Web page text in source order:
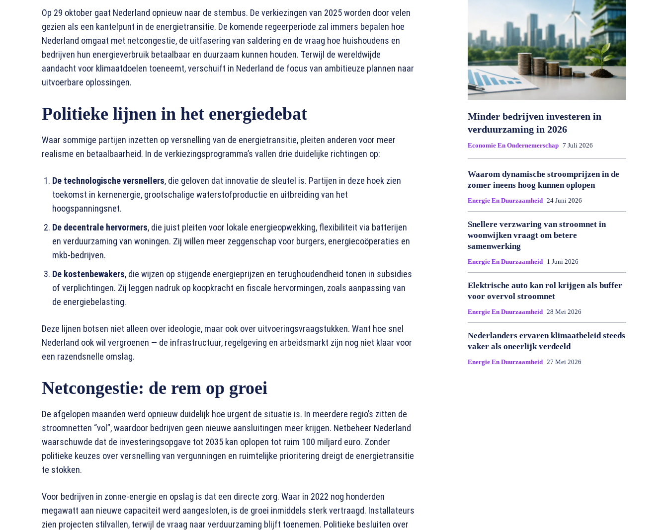
Op 29 oktober gaat Nederland opnieuw naar de stembus. De verkiezingen van 2025 worden door velen
gezien als een kantelpunt in de energietransitie. De komende regeerperiode zal immers bepalen hoe
Nederland omgaat met netcongestie, de uitfasering van saldering en de vraag hoe huishoudens en
bedrijven hun energieverbruik betaalbaar en duurzaam kunnen houden. Terwijl de wereldwijde
aandacht voor klimaatdoelen toeneemt, verschuift in Nederland de focus van ambitieuze plannen naar
uitvoerbare oplossingen.
Politieke lijnen in het energiedebat
Waar sommige partijen inzetten op versnelling van de energietransitie, pleiten anderen voor meer
realisme en betaalbaarheid. In de verkiezingsprogramma’s vallen drie duidelijke richtingen op:
De technologische versnellers, die geloven dat innovatie de sleutel is. Partijen in deze hoek zien
toekomst in kernenergie, grootschalige waterstofproductie en uitbreiding van het
hoogspanningsnet.
De decentrale hervormers, die juist pleiten voor lokale energieopwekking, flexibiliteit via batterijen
en verduurzaming van woningen. Zij willen meer zeggenschap voor burgers, energiecoöperaties en
mkb-bedrijven.
De kostenbewakers, die wijzen op stijgende energieprijzen en terughoudendheid tonen in subsidies
of verplichtingen. Zij leggen nadruk op koopkracht en fiscale hervormingen, zoals aanpassing van
de energiebelasting.
Deze lijnen botsen niet alleen over ideologie, maar ook over uitvoeringsvraagstukken. Want hoe snel
Nederland ook wil vergroenen — de infrastructuur, regelgeving en arbeidsmarkt zijn nog niet klaar voor
een razendsnelle omslag.
Netcongestie: de rem op groei
De afgelopen maanden werd opnieuw duidelijk hoe urgent de situatie is. In meerdere regio’s zitten de
stroomnetten “vol”, waardoor bedrijven geen nieuwe aansluitingen meer krijgen. Netbeheer Nederland
waarschuwde dat de investeringsopgave tot 2035 kan oplopen tot ruim 100 miljard euro. Zonder
politieke keuzes over versnelling van vergunningen en ruimtelijke prioritering dreigt de energietransitie
te stokken.
Voor bedrijven in zonne-energie en opslag is dat een directe zorg. Waar in 2022 nog honderden
megawatt aan nieuwe capaciteit werd aangesloten, is de groei inmiddels sterk vertraagd. Installateurs
zien projecten stilvallen, terwijl de vraag naar verduurzaming blijft toenemen. Politieke besluiten over
Minder bedrijven investeren in
verduurzaming in 2026
Economie En Ondernemerschap 7 Juli 2026
Waarom dynamische stroomprijzen in de
zomer ineens hoog kunnen oplopen
Energie En Duurzaamheid 24 Juni 2026
Snellere verzwaring van stroomnet in
woonwijken vraagt om betere
samenwerking
Energie En Duurzaamheid 1 Juni 2026
Elektrische auto kan rol krijgen als buffer
voor overvol stroomnet
Energie En Duurzaamheid 28 Mei 2026
Nederlanders ervaren klimaatbeleid steeds
vaker als oneerlijk verdeeld
Energie En Duurzaamheid 27 Mei 2026